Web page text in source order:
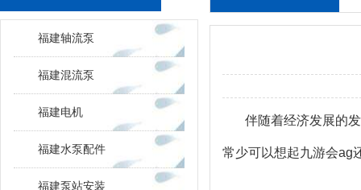
福建轴流泵
福建混流泵
福建电机
福建水泵配件
福建泵站安装
伴随着经济发展的
常少可以想起九游会ag